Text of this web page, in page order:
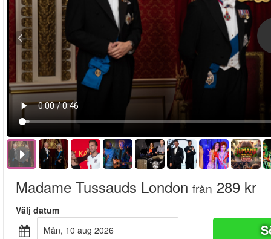
Madame Tussauds London från 289 kr
Välj datum
mån, 10 aug 2026